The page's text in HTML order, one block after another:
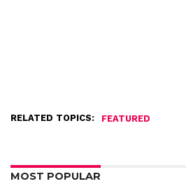
RELATED TOPICS: FEATURED
MOST POPULAR